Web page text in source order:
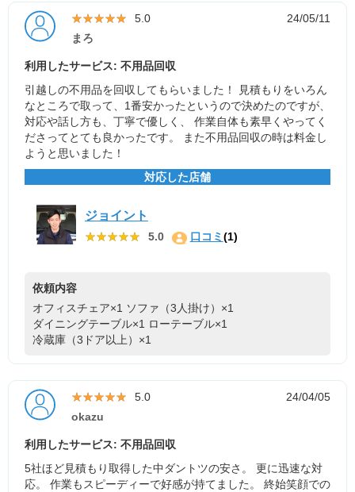
★★★★★
★★★★★ 5.0
24/05/11
まろ
利用したサービス: 不用品回収
引越しの不用品を回収してもらいました！ 見積もりをいろん
なところで取って、1番安かったというので決めたのですが、
対応や話し方も、丁寧で優しく、 作業自体も素早くやってく
ださってとても良かったです。 また不用品回収の時は料金し
ようと思いました！
対応した店舗
ジョイント
★★★★★
★★★★★ 5.0 口コミ(1)
依頼内容
オフィスチェア×1 ソファ（3人掛け）×1
ダイニングテーブル×1 ローテーブル×1
冷蔵庫（3ドア以上）×1
★★★★★
★★★★★ 5.0
24/04/05
okazu
利用したサービス: 不用品回収
5社ほど見積もり取得した中ダントツの安さ。 更に迅速な対
応。 作業もスピーディーで好感が持てました。 終始笑顔での